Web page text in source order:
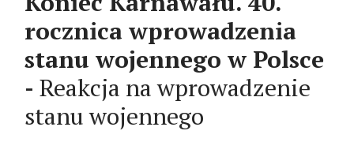
rocznica wprowadzenia
stanu wojennego w Polsce
-Reakcja na wprowadzenie
stanu wojennego